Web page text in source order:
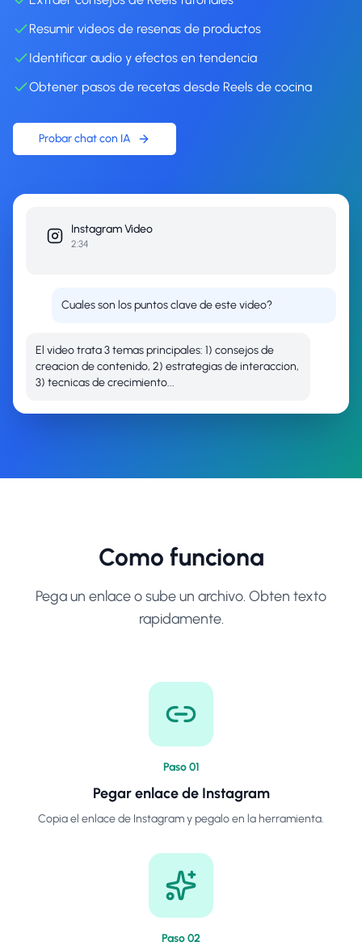
Resumir videos de resenas de productos
Identificar audio y efectos en tendencia
Obtener pasos de recetas desde Reels de cocina
Probar chat con IA
InstagramVideo
2:34
Cuales son los puntos clave de este video?
El video trata 3 temas principales: 1) consejos de
creacion de contenido, 2) estrategias de interaccion,
3) tecnicas de crecimiento...
Como funciona
Pega un enlace o sube un archivo. Obten texto
rapidamente.
Paso01
Pegar enlace de Instagram
Copia el enlace de Instagram y pegalo en la herramienta.
Paso02